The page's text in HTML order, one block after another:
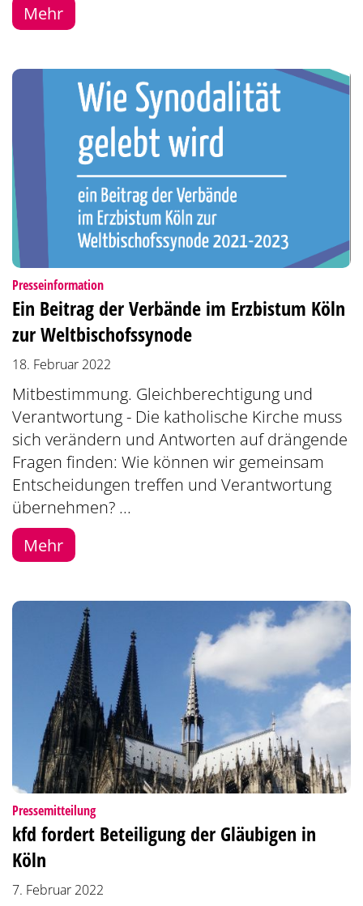
Mehr
Presseinformation:
Ein Beitrag der Verbände im Erzbistum Köln
zur Weltbischofssynode
18. Februar 2022
Mitbestimmung. Gleichberechtigung und
Verantwortung - Die katholische Kirche muss
sich verändern und Antworten auf drängende
Fragen finden: Wie können wir gemeinsam
Entscheidungen treffen und Verantwortung
übernehmen? ...
Mehr
Pressemitteilung:
kfd fordert Beteiligung der Gläubigen in
Köln
7. Februar 2022